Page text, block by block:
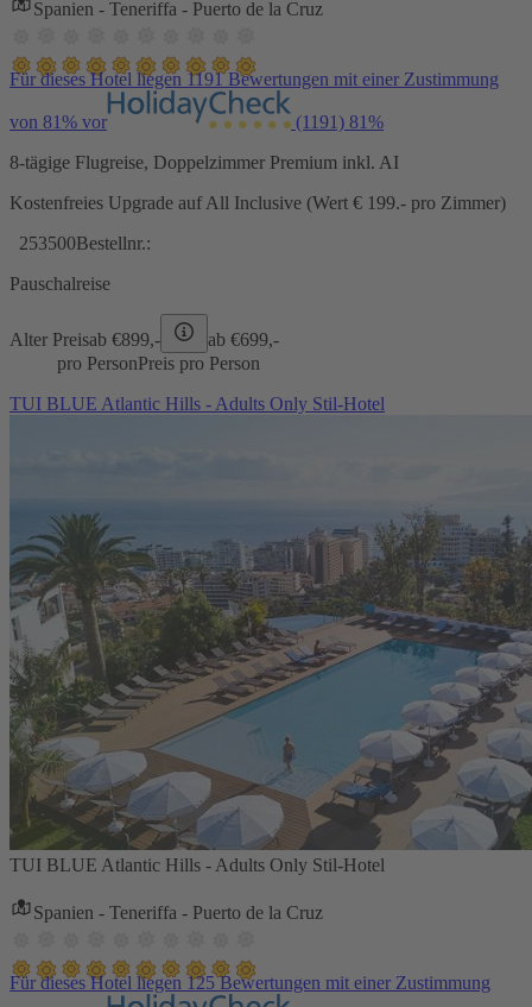
Spanien - Teneriffa - Puerto de la Cruz
Für dieses Hotel liegen 1191 Bewertungen mit einer Zustimmung
von 81% vor (1191) 81%
8-tägige Flugreise, Doppelzimmer Premium inkl. AI
Kostenfreies Upgrade auf All Inclusive (Wert € 199.- pro Zimmer)
253500Bestellnr.:
Pauschalreise
Alter Preisab €899,- ab €699,-
pro PersonPreis pro Person
TUI BLUE Atlantic Hills - Adults Only Stil-Hotel
TUI BLUE Atlantic Hills - Adults Only Stil-Hotel
Spanien - Teneriffa - Puerto de la Cruz
Für dieses Hotel liegen 125 Bewertungen mit einer Zustimmung